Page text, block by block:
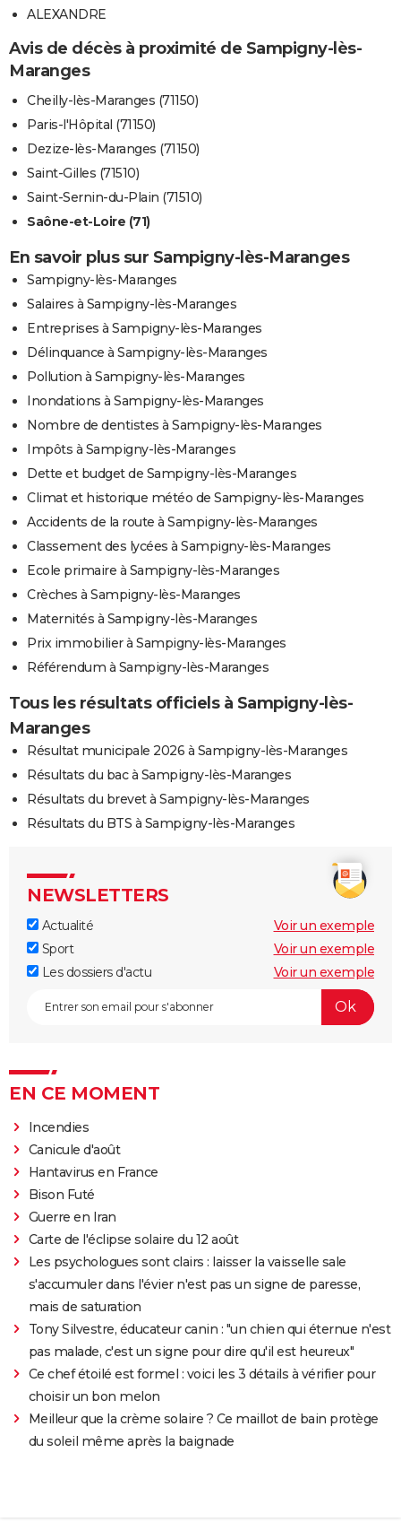
ALEXANDRE
Avis de décès à proximité de Sampigny-lès-
Maranges
Cheilly-lès-Maranges (71150)
Paris-l'Hôpital (71150)
Dezize-lès-Maranges (71150)
Saint-Gilles (71510)
Saint-Sernin-du-Plain (71510)
Saône-et-Loire (71)
En savoir plus sur Sampigny-lès-Maranges
Sampigny-lès-Maranges
Salaires à Sampigny-lès-Maranges
Entreprises à Sampigny-lès-Maranges
Délinquance à Sampigny-lès-Maranges
Pollution à Sampigny-lès-Maranges
Inondations à Sampigny-lès-Maranges
Nombre de dentistes à Sampigny-lès-Maranges
Impôts à Sampigny-lès-Maranges
Dette et budget de Sampigny-lès-Maranges
Climat et historique météo de Sampigny-lès-Maranges
Accidents de la route à Sampigny-lès-Maranges
Classement des lycées à Sampigny-lès-Maranges
Ecole primaire à Sampigny-lès-Maranges
Crèches à Sampigny-lès-Maranges
Maternités à Sampigny-lès-Maranges
Prix immobilier à Sampigny-lès-Maranges
Référendum à Sampigny-lès-Maranges
Tous les résultats officiels à Sampigny-lès-
Maranges
Résultat municipale 2026 à Sampigny-lès-Maranges
Résultats du bac à Sampigny-lès-Maranges
Résultats du brevet à Sampigny-lès-Maranges
Résultats du BTS à Sampigny-lès-Maranges
NEWSLETTERS
Actualité
Voir un exemple
Sport
Voir un exemple
Les dossiers d'actu
Voir un exemple
EN CE MOMENT
Incendies
Canicule d'août
Hantavirus en France
Bison Futé
Guerre en Iran
Carte de l'éclipse solaire du 12 août
Les psychologues sont clairs : laisser la vaisselle sale
s'accumuler dans l'évier n'est pas un signe de paresse,
mais de saturation
Tony Silvestre, éducateur canin : "un chien qui éternue n'est
pas malade, c'est un signe pour dire qu'il est heureux"
Ce chef étoilé est formel : voici les 3 détails à vérifier pour
choisir un bon melon
Meilleur que la crème solaire ? Ce maillot de bain protège
du soleil même après la baignade